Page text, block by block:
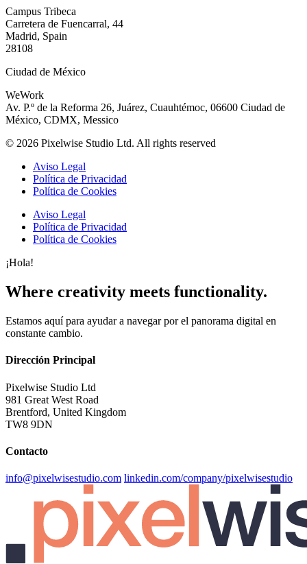
Campus Tribeca
Carretera de Fuencarral, 44
Madrid, Spain
28108
Ciudad de México
WeWork
Av. P.º de la Reforma 26, Juárez, Cuauhtémoc, 06600 Ciudad de
México, CDMX, Messico
© 2026 Pixelwise Studio Ltd. All rights reserved
Aviso Legal
Política de Privacidad
Política de Cookies
Aviso Legal
Política de Privacidad
Política de Cookies
¡Hola!
Where creativity meets functionality.
Estamos aquí para ayudar a navegar por el panorama digital en
constante cambio.
Dirección Principal
Pixelwise Studio Ltd
981 Great West Road
Brentford, United Kingdom
TW8 9DN
Contacto
info@pixelwisestudio.com linkedin.com/company/pixelwisestudio